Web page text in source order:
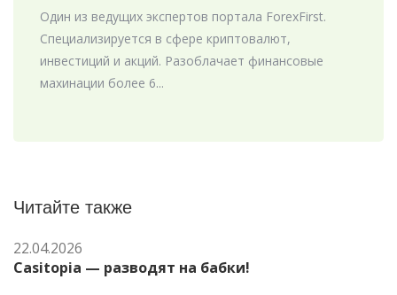
Один из ведущих экспертов портала ForexFirst.
Специализируется в сфере криптовалют,
инвестиций и акций. Разоблачает финансовые
махинации более 6...
Читайте также
22.04.2026
Casitopia — разводят на бабки!